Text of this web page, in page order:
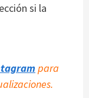
si la
para